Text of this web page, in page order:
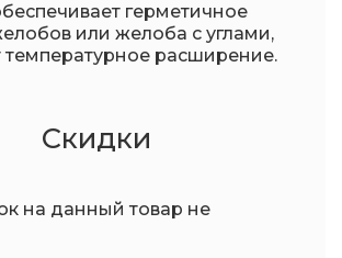
герметичное
или желоба с углами,
температурное расширение.
Скидки
на данный товар не